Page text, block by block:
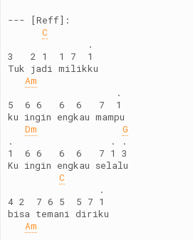
--- [Reff]:
C
              .
3   2 1  1 7  1
Tuk jadi milikku
Am
                   .
5  6 6   6  6   7  1
ku ingin engkau mampu
Dm
G
.                 . .
1  6 6   6  6   7 1 3
Ku ingin engkau selalu
C
                .
4 2  7 6 5  5 7 1
bisa temani diriku
Am